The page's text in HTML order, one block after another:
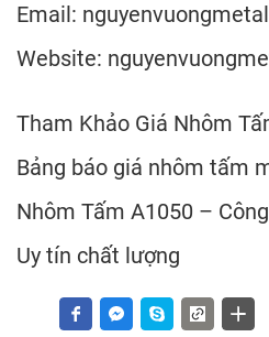
Email:
Website:
Tham Khảo Giá Nhôm
Bảng báo giá nhôm tấm
Nhôm Tấm A1050 –
Uy tín chất lượng